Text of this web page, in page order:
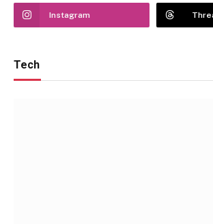
Instagram
Tech